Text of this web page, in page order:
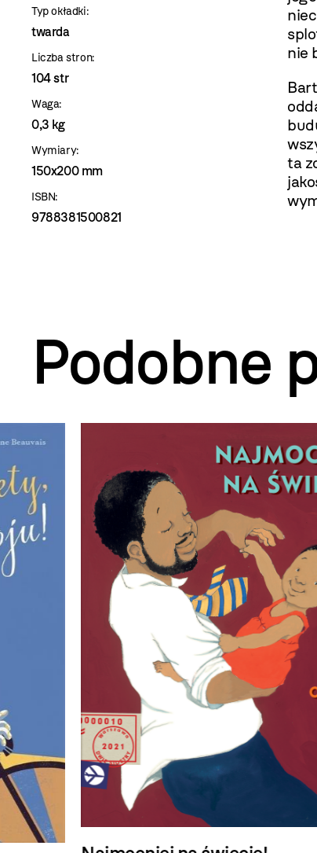
Typ okładki:
twarda
Liczba stron:
104 str
Waga:
0,3 kg
Wymiary:
150x200 mm
ISBN:
9788381500821
nie
ta
Podobne